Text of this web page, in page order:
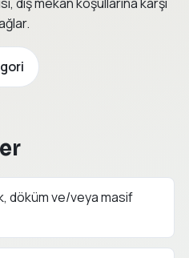
dış mekân koşullarına karşı
döküm ve/veya masif